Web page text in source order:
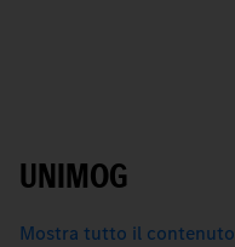
UNIMOG
Mostra tutto il contenuto